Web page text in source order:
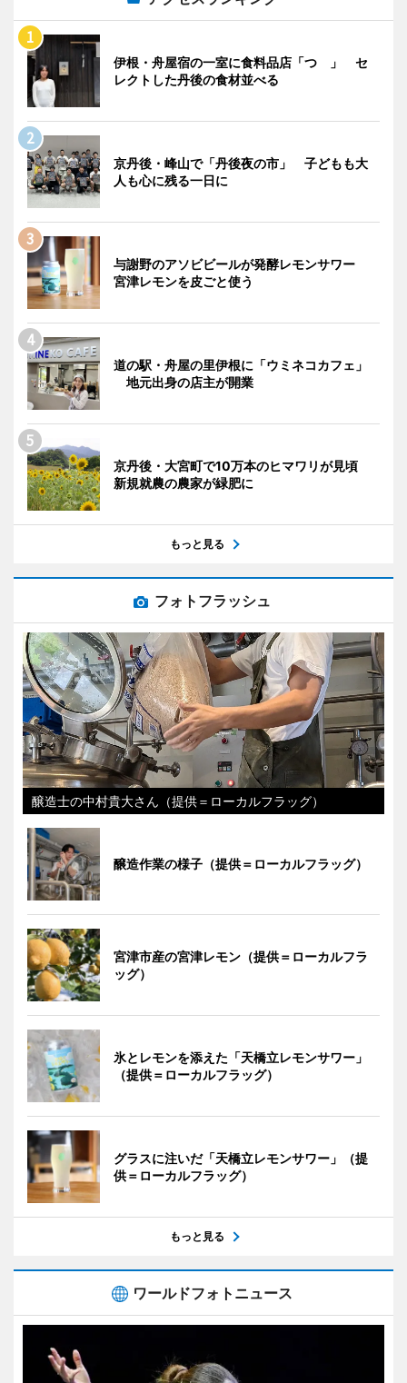
伊根・舟屋宿の一室に食料品店「つゝ」 セ
レクトした丹後の食材並べる
京丹後・峰山で「丹後夜の市」 子どもも大
人も心に残る一日に
与謝野のアソビビールが発酵レモンサワー
宮津レモンを皮ごと使う
道の駅・舟屋の里伊根に「ウミネコカフェ」
地元出身の店主が開業
京丹後・大宮町で10万本のヒマワリが見頃
新規就農の農家が緑肥に
もっと見る
フォトフラッシュ
醸造士の中村貴大さん（提供＝ローカルフラッグ）
醸造作業の様子（提供＝ローカルフラッグ）
宮津市産の宮津レモン（提供＝ローカルフラ
ッグ）
氷とレモンを添えた「天橋立レモンサワー」
（提供＝ローカルフラッグ）
グラスに注いだ「天橋立レモンサワー」（提
供＝ローカルフラッグ）
もっと見る
ワールドフォトニュース